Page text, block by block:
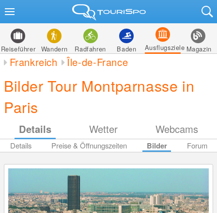
Reiseführer Wandern Radfahren Baden Ausflugsziele Magazin
Frankreich Île-de-France
Bilder Tour Montparnasse in
Paris
Details Wetter Webcams
Details Preise & Öffnungszeiten Bilder Forum